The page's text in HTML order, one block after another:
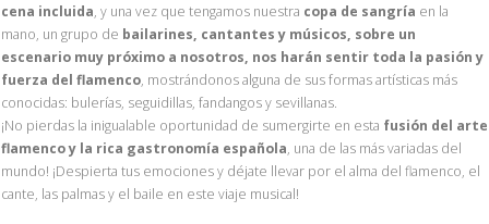
cena incluida, y una vez que tengamos nuestra copa de sangría en la
mano, un grupo de bailarines, cantantes y músicos, sobre un
escenario muy próximo a nosotros, nos harán sentir toda la pasión y
fuerza del flamenco, mostrándonos alguna de sus formas artísticas más
conocidas: bulerías, seguidillas, fandangos y sevillanas.
¡No pierdas la inigualable oportunidad de sumergirte en esta fusión del arte
flamenco y la rica gastronomía española, una de las más variadas del
mundo! ¡Despierta tus emociones y déjate llevar por el alma del flamenco, el
cante, las palmas y el baile en este viaje musical!